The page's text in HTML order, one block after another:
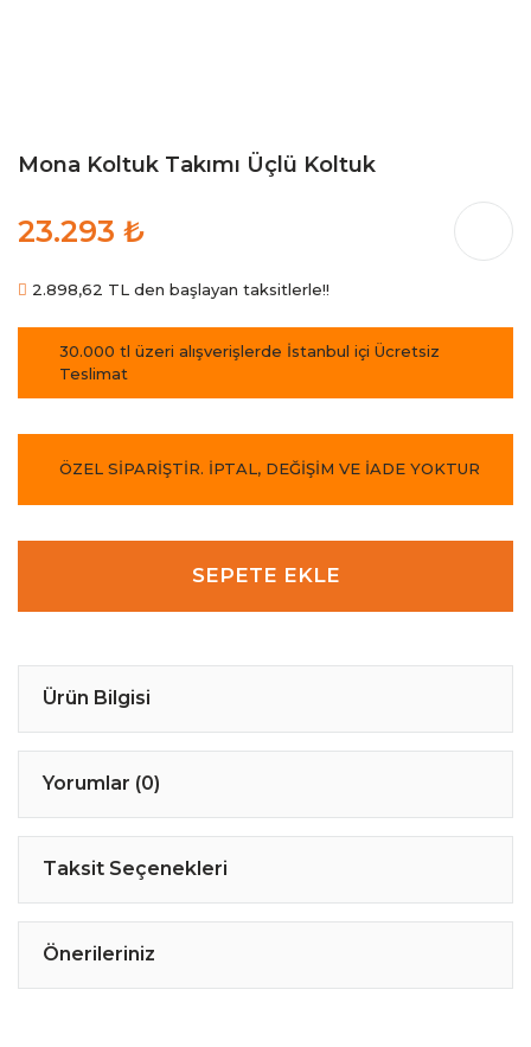
Mona Koltuk Takımı Üçlü Koltuk
23.293 ₺
2.898,62 TL den başlayan taksitlerle!!
30.000 tl üzeri alışverişlerde İstanbul içi Ücretsiz
Teslimat
ÖZEL SİPARİŞTİR. İPTAL, DEĞİŞİM VE İADE YOKTUR
SEPETE EKLE
Ürün Bilgisi
Yorumlar (0)
Taksit Seçenekleri
Önerileriniz